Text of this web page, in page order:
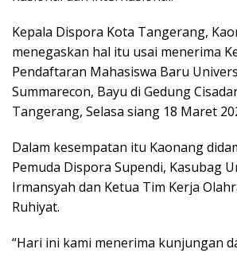
Kepala Dispora Kota Tangerang,
menegaskan hal itu usai menerima
Pendaftaran Mahasiswa Baru
Summarecon, Bayu di Gedung
Tangerang, Selasa siang 18 Maret
Dalam kesempatan itu Kaonang
Pemuda Dispora Supendi, Kasubag
Irmansyah dan Ketua Tim Kerja
Ruhiyat.
“Hari ini kami menerima kunjungan